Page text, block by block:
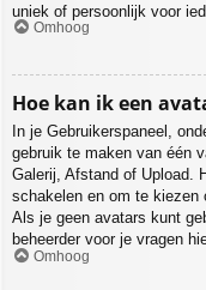
uniek of persoonlijk voor
Omhoog
Hoe kan ik een
In je Gebruikerspaneel,
gebruik te maken van één
Galerij, Afstand of Upload.
schakelen en om te kiezen
Als je geen avatars kunt
beheerder voor je vragen
Omhoog